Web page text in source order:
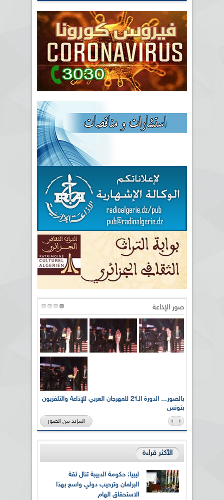
صور الإذاعة
بالصور... الدورة الـ21 للمهرجان العربي للإذاعة والتلفزيون
بتونس
المزيد من الصور
الأكثر قراءة
ليبيا: حكومة الدبيبة تنال ثقة
البرلمان وترحيب دولي واسع بهذا
الاستحقاق الهام